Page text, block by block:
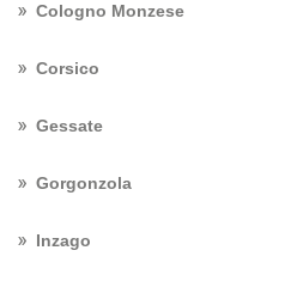
Cologno Monzese
Corsico
Gessate
Gorgonzola
Inzago